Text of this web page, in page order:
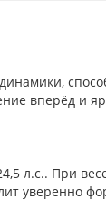
вперёд и
л.с.. При
уверенно